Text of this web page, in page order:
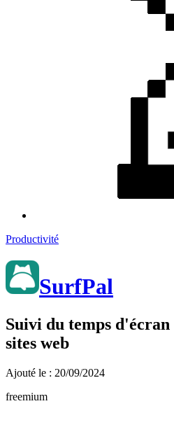
Productivité
SurfPal
Suivi du temps
sites web
Ajouté le : 20/09/2024
freemium